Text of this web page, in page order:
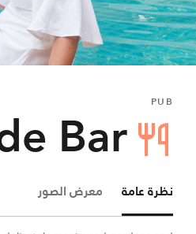
PUB
Bar
نظرة عامة معرض الصور